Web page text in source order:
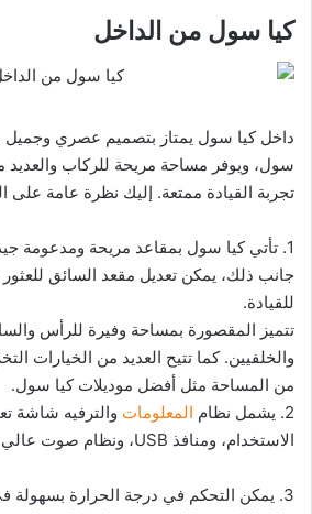
كيا سول من الداخل
داخل كيا سول يمتاز بتصميم عصري وجميل
سول، ويوفر مساحة مريحة للركاب والعديد
تجربة القيادة ممتعة. إليك نظرة عامة على
1. تأتي كيا سول بمقاعد مريحة ومدعومة
جانب ذلك، يمكن تعديل مقعد السائق
للقيادة.
تتميز المقصورة بمساحة وفيرة للرأس
والخلفيين. كما تتيح العديد من الخيارات
من المساحة مثل أفضل موديلات كيا سول.
2. يشمل نظام
المعلومات والترفيه شاشة
الاستخدام، ومنافذ USB، ونظام صوت عالي الجودة.
3. يمكن التحكم في درجة الحرارة بسهولة